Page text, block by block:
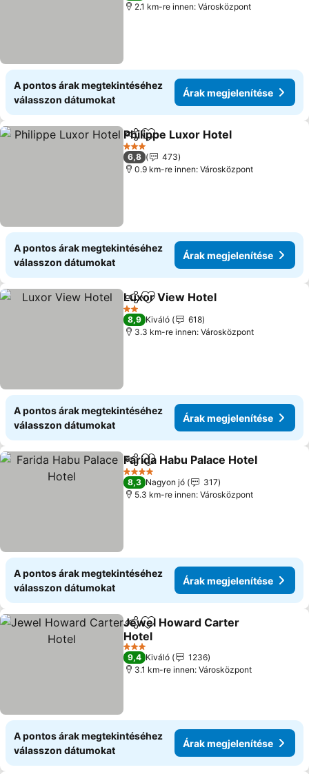
2.1 km-re innen: Városközpont
A pontos árak megtekintéséhez
válasszon dátumokat
Árak megjelenítése
Megosztás
Hozzáadás a kedvencekhez
Philippe Luxor Hotel
3 Kategória
6,8
473
0.9 km-re innen: Városközpont
A pontos árak megtekintéséhez
válasszon dátumokat
Árak megjelenítése
Megosztás
Hozzáadás a kedvencekhez
Luxor View Hotel
2 Kategória
8,9 Kiváló
618
3.3 km-re innen: Városközpont
A pontos árak megtekintéséhez
válasszon dátumokat
Árak megjelenítése
Megosztás
Hozzáadás a kedvencekhez
Farida Habu Palace Hotel
4 Kategória
8,3 Nagyon jó
317
5.3 km-re innen: Városközpont
A pontos árak megtekintéséhez
válasszon dátumokat
Árak megjelenítése
Megosztás
Hozzáadás a kedvencekhez
Jewel Howard Carter
Hotel
Árak megjelenítése
3 Kategória
9,4 Kiváló
1236
3.1 km-re innen: Városközpont
A pontos árak megtekintéséhez
válasszon dátumokat
Árak megjelenítése